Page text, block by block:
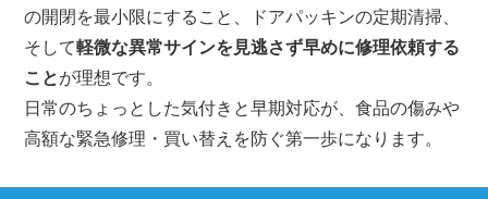
の開閉を最小限にすること、ドアパッキンの定期清掃、
そして軽微な異常サインを見逃さず早めに修理依頼する
ことが理想です。
日常のちょっとした気付きと早期対応が、食品の傷みや
高額な緊急修理・買い替えを防ぐ第一歩になります。